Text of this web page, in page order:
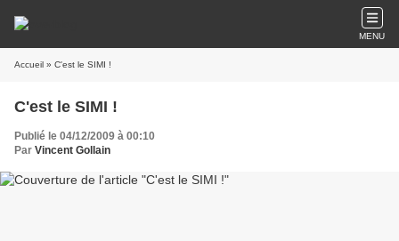
MENU
Accueil » C'est le SIMI !
C'est le SIMI !
Publié le 04/12/2009 à 00:10
Par Vincent Gollain